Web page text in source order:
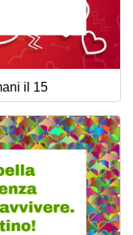
il 15